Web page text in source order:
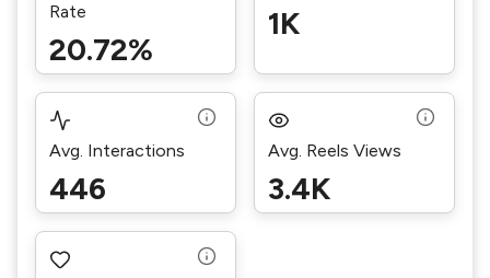
Rate
20.72%
1K
Avg. Interactions
446
Avg. Reels Views
3.4K